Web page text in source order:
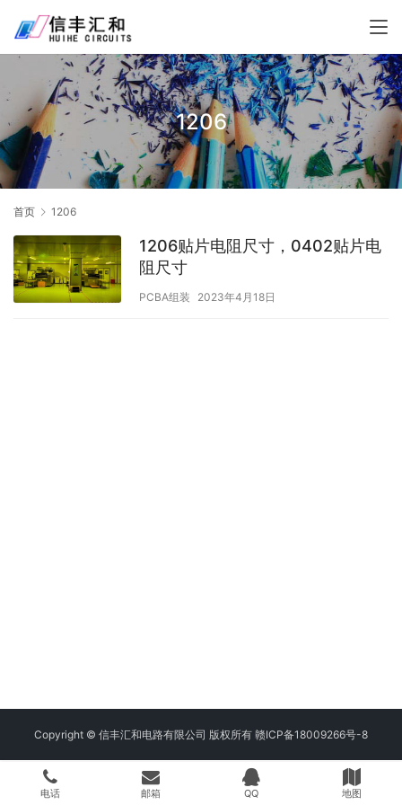
1206
首页 1206
1206贴片电阻尺寸，0402贴片电
阻尺寸
PCBA组装 2023年4月18日
Copyright © 信丰汇和电路有限公司 版权所有 赣ICP备18009266号-8
电话 邮箱 QQ 地图